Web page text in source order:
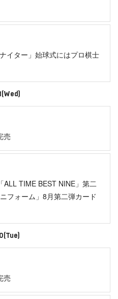
イター」始球式にはプロ棋士
売
ALL TIME BEST NINE」第二
フォーム」8月第二弾カード
売